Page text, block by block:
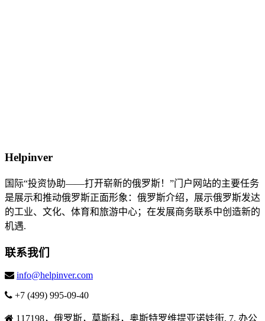
Helpinver
国际“投资协助——打开崭新的俄罗斯！”门户网站的主要任务
是展示和推动俄罗斯正面形象：俄罗斯介绍，展示俄罗斯发达
的工业、文化、体育和旅游中心；在发展商务联系中创造新的
机遇.
联系我们
info@helpinver.com
+7 (499) 995-09-40
117198，俄罗斯，莫斯科，奥斯特罗维提亚诺娃街, 7, 办公